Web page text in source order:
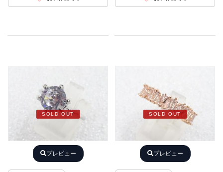
SOLD OUT
プレビュー
SOLD OUT
プレビュー